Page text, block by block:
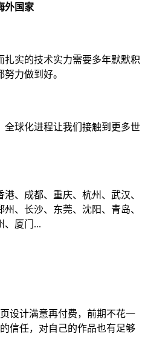
外国家
实的技术实力需要多年默默积
力做到好。
全球化进程让我们接触到更多世
、成都、重庆、杭州、武汉、
、长沙、东莞、沈阳、青岛、
、厦门...
设计满意再付费，前期不花一
信任，对自己的作品也有足够